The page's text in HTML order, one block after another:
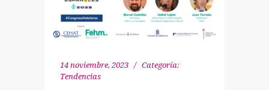
14 noviembre, 2023
Categoría:
Tendencias